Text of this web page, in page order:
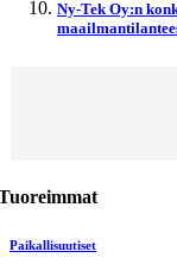
Ny-Tek Oy:n
Paikallisuutiset